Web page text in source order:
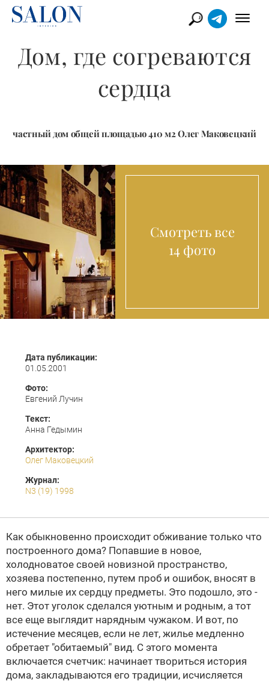
Дом, где согреваются
сердца
частный дом общей площадью 410 м2 Олег Маковецкий
Смотреть все
14 фото
Дата публикации:
01.05.2001
Фото:
Евгений Лучин
Текст:
Анна Гедымин
Архитектор:
Олег Маковецкий
Журнал:
N3 (19) 1998
Как обыкновенно происходит обживание только что
построенного дома? Попавшие в новое,
холодноватое своей новизной пространство,
хозяева постепенно, путем проб и ошибок, вносят в
него милые их сердцу предметы. Это подошло, это -
нет. Этот уголок сделался уютным и родным, а тот
все еще выглядит нарядным чужаком. И вот, по
истечение месяцев, если не лет, жилье медленно
обретает "обитаемый" вид. С этого момента
включается счетчик: начинает твориться история
дома, закладываются его традиции, исчисляется